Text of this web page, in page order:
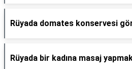
Rüyada domates konservesi
Rüyada bir kadına masaj